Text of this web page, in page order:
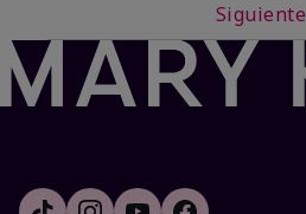
Siguiente